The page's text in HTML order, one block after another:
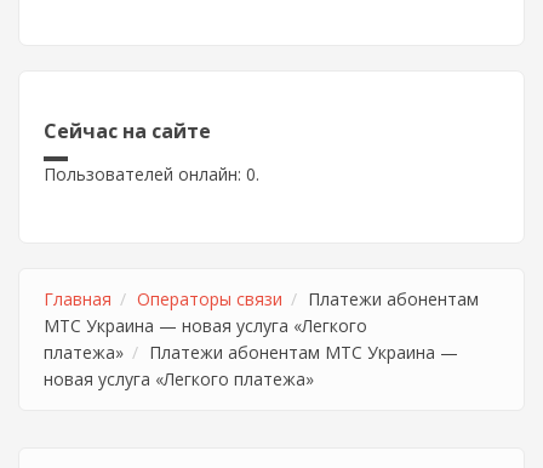
Сейчас на сайте
Пользователей онлайн: 0.
Главная Операторы связи
Платежи абонентам
МТС Украина — новая услуга «Легкого
платежа»
Платежи абонентам МТС Украина —
новая услуга «Легкого платежа»